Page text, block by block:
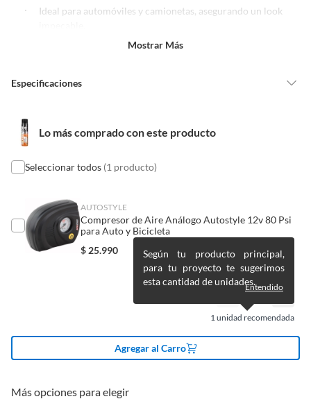
reparados, abiertos, de segunda selección, remanufacturados o
Pinturas de un color a solicitud.
De uso personal.
Ideal para automóviles y camionetas, asegurando un look
Producto de alta calidad que prolonga la vida útil de tus
Mostrar Más
Especificaciones
País de origen
Condicion del
Nuevo
Cantidad de paquetes 1
nuevo
Modelo GT03S
Incluye
Lo más comprado con este producto
Seleccionar todos (1 producto)
AUTOSTYLE
Compresor de Aire Análogo Autostyle 12v 80 Psi
para Auto y Bicicleta
$ 25.990
1unidad recomendada
Según tu producto principal,
para tu proyecto te sugerimos
esta cantidad de unidades.Entendido
Agregar al Carro
Más opciones para elegir